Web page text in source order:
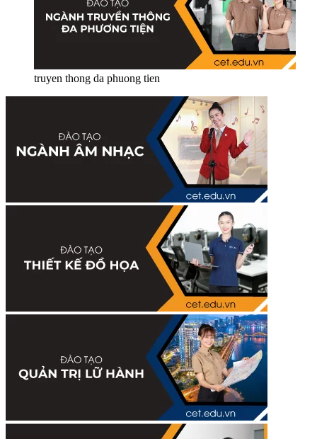
truyen thong da phuong tien